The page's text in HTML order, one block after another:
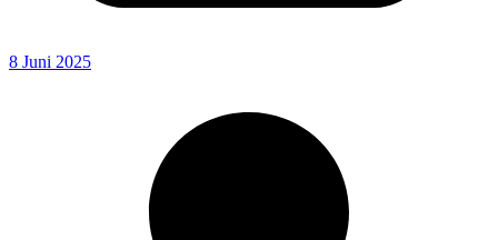
8 Juni 2025